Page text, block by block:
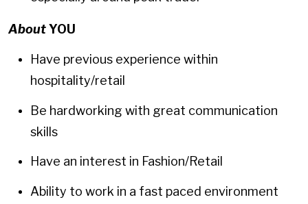
AboutYOU
Have previous experience within
hospitality/retail
Be hardworking with great communication
skills
Have an interest in Fashion/Retail
Ability to work in a fast paced environment